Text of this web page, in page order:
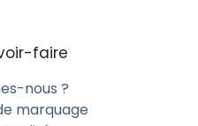
faire
nous ?
marquage